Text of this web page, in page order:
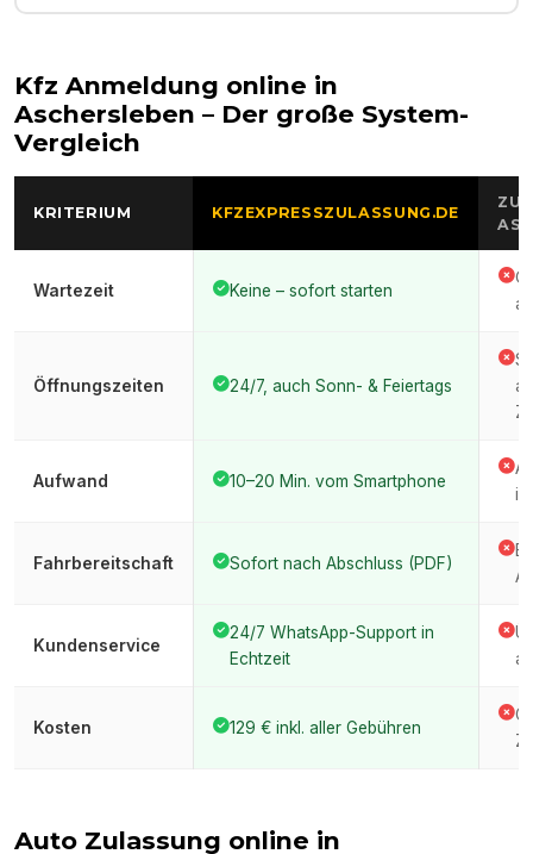
Kfz Anmeldung online in
Aschersleben – Der große System-
Vergleich
KRITERIUM KFZEXPRESSZULASSUNG.DE
Wartezeit Keine – sofort starten
Öffnungszeiten 24/7, auch Sonn- & Feiertags
Aufwand 10–20 Min. vom Smartphone
Fahrbereitschaft Sofort nach Abschluss (PDF)
Kundenservice
24/7 WhatsApp-Support in
Echtzeit
Kosten 129 € inkl. aller Gebühren
Auto Zulassung online in